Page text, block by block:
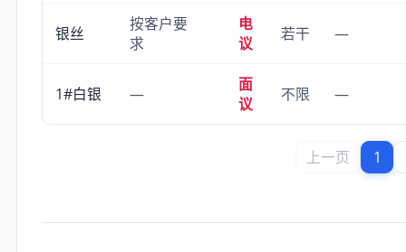
银丝
按客户要
求
电
议
若干 —
1#白银 —
面
议
不限 —
上一页 1